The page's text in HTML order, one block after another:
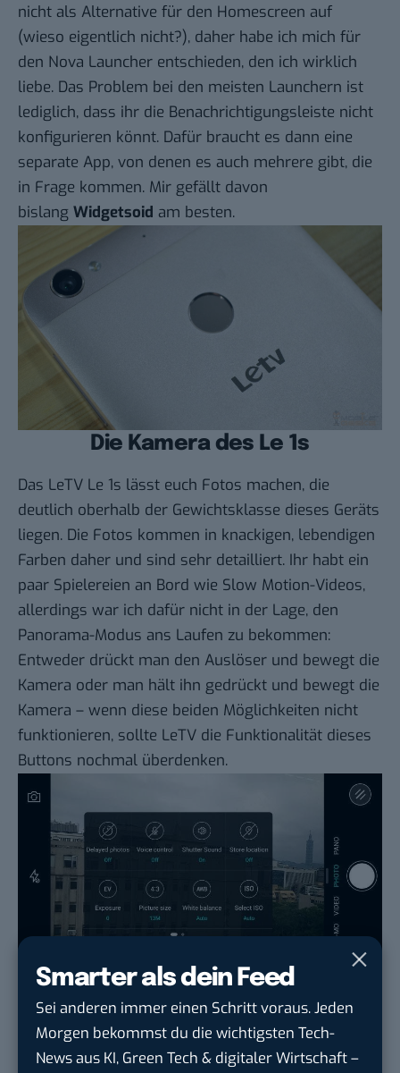
Smarter als dein Feed
Sei anderen immer einen Schritt voraus. Jeden
Morgen bekommst du die wichtigsten Tech-
News aus KI, Green Tech & digitaler Wirtschaft –
nicht als Alternative für den Homescreen auf
(wieso eigentlich nicht?), daher habe ich mich für
den Nova Launcher entschieden, den ich wirklich
liebe. Das Problem bei den meisten Launchern ist
lediglich, dass ihr die Benachrichtigungsleiste nicht
konfigurieren könnt. Dafür braucht es dann eine
separate App, von denen es auch mehrere gibt, die
in Frage kommen. Mir gefällt davon
bislang Widgetsoid am besten.
Die Kamera des Le 1s
Das LeTV Le 1s lässt euch Fotos machen, die
deutlich oberhalb der Gewichtsklasse dieses Geräts
liegen. Die Fotos kommen in knackigen, lebendigen
Farben daher und sind sehr detailliert. Ihr habt ein
paar Spielereien an Bord wie Slow Motion-Videos,
allerdings war ich dafür nicht in der Lage, den
Panorama-Modus ans Laufen zu bekommen:
Entweder drückt man den Auslöser und bewegt die
Kamera oder man hält ihn gedrückt und bewegt die
Kamera – wenn diese beiden Möglichkeiten nicht
funktionieren, sollte LeTV die Funktionalität dieses
Buttons nochmal überdenken.
Die Kamera-UI ist recht schlicht gestaltet und bietet
Einiges an Funktionen wie einen Timer,
Weißabgleich, ISO, Sprachsteuerung und Belichtung.